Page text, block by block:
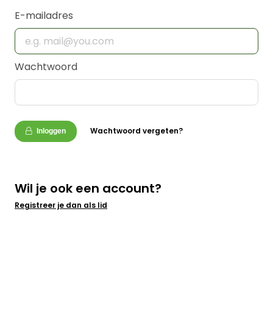
E-mailadres
Wachtwoord
Inloggen Wachtwoord vergeten?
Wil je ook een account?
Registreer je dan als lid